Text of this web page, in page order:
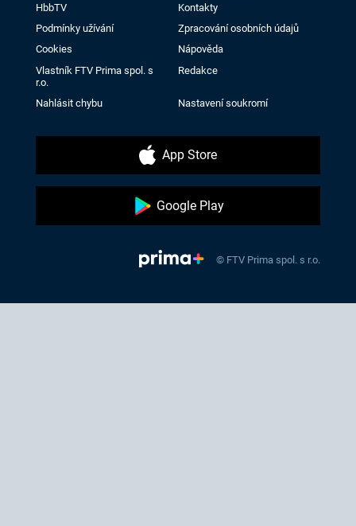
HbbTV
Kontakty
Podmínky užívání
Zpracování osobních údajů
Cookies
Nápověda
Vlastník FTV Prima spol. s
r.o.
Redakce
Nahlásit chybu Nastavení soukromí
App Store
Google Play
© FTV Prima spol. s r.o.